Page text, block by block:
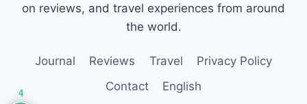
on reviews, and travel experiences from around
the world.
Journal Reviews Travel
Privacy Policy
Contact
English
4